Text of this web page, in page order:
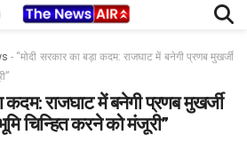
- “मोदी सरकार का बड़ा कदम: राजघाट में बनेगी प्रणब मुखर्जी
कदम: राजघाट में बनेगी प्रणब मुखर्जी
चिन्हित करने को मंजूरी”